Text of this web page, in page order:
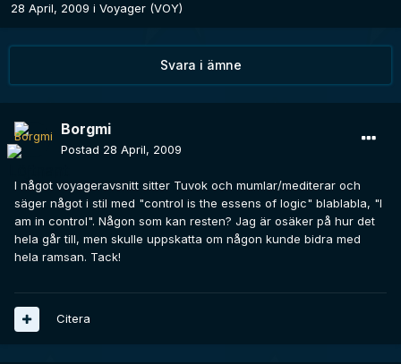
28 April, 2009 i Voyager (VOY)
Svara i ämne
Borgmi
Postad 28 April, 2009
I något voyageravsnitt sitter Tuvok och mumlar/mediterar och
säger något i stil med "control is the essens of logic" blablabla, "I
am in control". Någon som kan resten? Jag är osäker på hur det
hela går till, men skulle uppskatta om någon kunde bidra med
hela ramsan. Tack!
Citera